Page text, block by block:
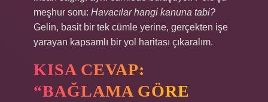
meşhur soru: Havacılar hangi kanuna tabi?
Gelin, basit bir tek cümle yerine, gerçekten işe
yarayan kapsamlı bir yol haritası çıkaralım.
KISA CEVAP:
“BAĞLAMA GÖRE